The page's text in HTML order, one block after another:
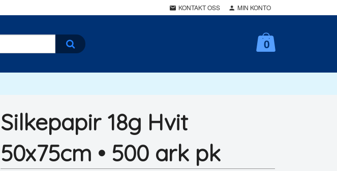
KONTAKT OSS MIN KONTO
0
Silkepapir 18g Hvit
50x75cm • 500 ark pk